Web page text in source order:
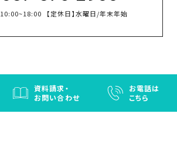
資料請求・
お問い合わせ
お電話は
こちら
10:00~18:00 【定休日】水曜日/年末年始